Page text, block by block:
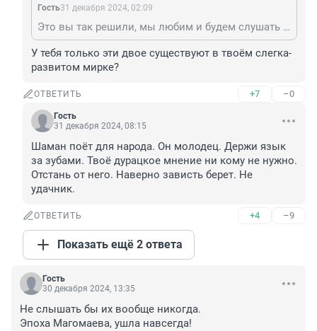
Гость31 декабря 2024, 02:09
Это вы так решили, мы любим и будем слушать Шамана а вы Бузову слушайте
У тебя только эти двое существуют в твоём слегка-
развитом мирке?
ОТВЕТИТЬ +7 –0
Гость
31 декабря 2024, 08:15
Шаман поёт для народа. Он молодец. Держи язык
за зубами. Твоё дурацкое мнение ни кому не нужно.
Отстань от него. Наверно зависть берет. Не
удачник.
ОТВЕТИТЬ +4 –9
Показать ещё 2 ответа
Гость
30 декабря 2024, 13:35
Не слышать бы их вообще никогда.
Эпоха Магомаева, ушла навсегда!